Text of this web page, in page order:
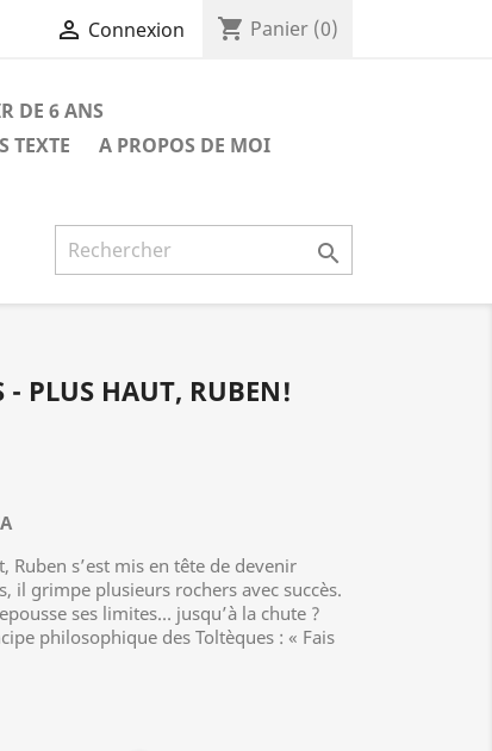
 Connexion shopping_cart Panier (0)
DE 6 ANS
TEXTE
A PROPOS DE MOI

- PLUS HAUT, RUBEN!
Ruben s’est mis en tête de devenir
il grimpe plusieurs rochers avec succès.
ses limites… jusqu’à la chute ?
philosophique des Toltèques : « Fais